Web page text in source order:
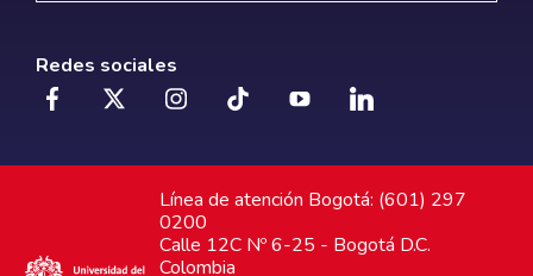
Redes sociales
Línea de atención Bogotá: (601) 297
0200
Calle 12C Nº 6-25 - Bogotá D.C.
Colombia